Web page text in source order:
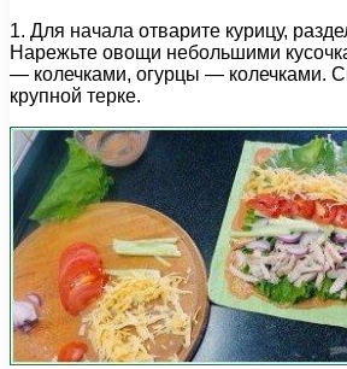
1. Для начала отварите курицу,
Нарежьте овощи небольшими
— колечками, огурцы — колечками.
крупной терке.